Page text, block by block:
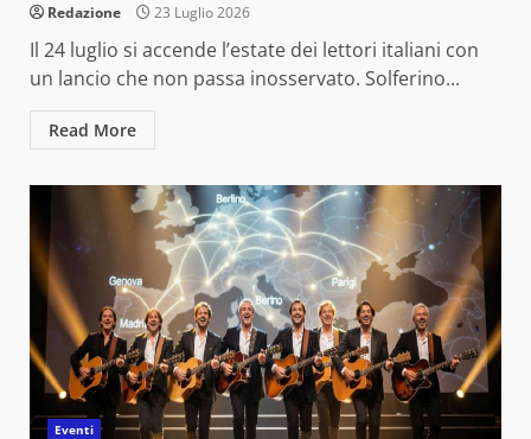
Redazione 23 Luglio 2026
Il 24 luglio si accende l’estate dei lettori italiani con
un lancio che non passa inosservato. Solferino...
Read More
Eventi